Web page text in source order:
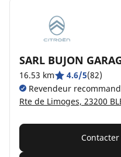
SARL BUJON
16.53 km 4.6/5(82)
Revendeur
Rte de Limoges, 23200